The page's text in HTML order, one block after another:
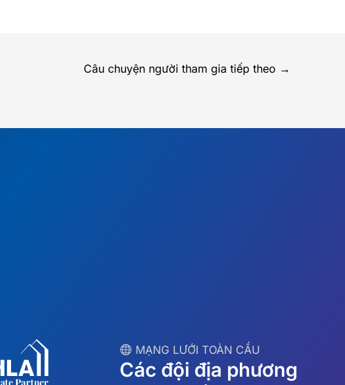
Câu chuyện người tham gia tiếp theo →
︎ MẠNG LƯỚI TOÀN CẦU
Các đội địa phương